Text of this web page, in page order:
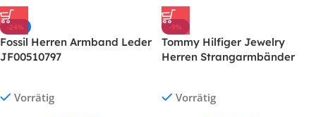
-24%
Fossil Herren Armband Leder
JF00510797
Vorrätig
-9%
Tommy Hilfiger Jewelry
Herren Strangarmbänder
Vorrätig